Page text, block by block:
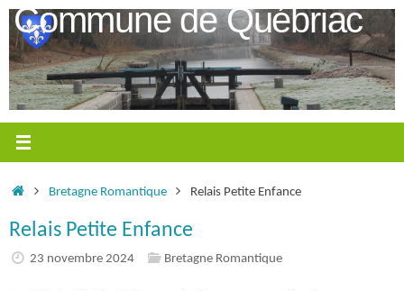
Passer
contenu
Commune de Québriac
AccueilBretagne Romantique Relais Petite Enfance
Relais Petite Enfance
23 novembre 2024 Bretagne Romantique